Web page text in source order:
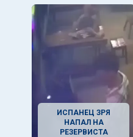
ИСПАНЕЦ ЗРЯ
НАПАЛ НА
РЕЗЕРВИСТА